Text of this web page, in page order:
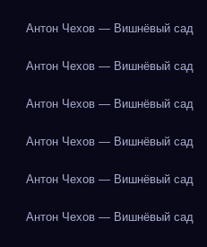
Антон Чехов — Вишнёвый сад
Антон Чехов — Вишнёвый сад
Антон Чехов — Вишнёвый сад
Антон Чехов — Вишнёвый сад
Антон Чехов — Вишнёвый сад
Антон Чехов — Вишнёвый сад